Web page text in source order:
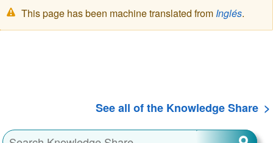
Mensaje
de
This page has been machine translated from Inglés.
See all of the Knowledge Share